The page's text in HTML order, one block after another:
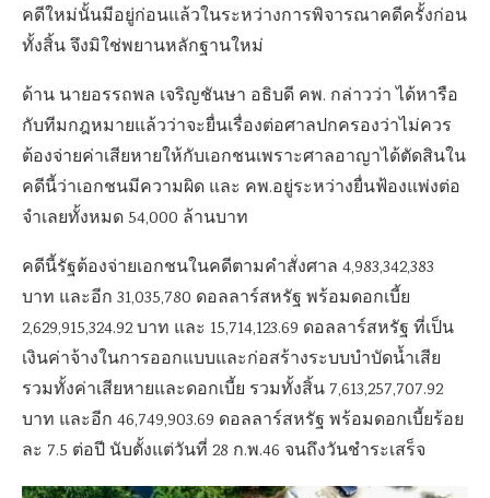
คดีใหม่นั้นมีอยู่ก่อนแล้วในระหว่างการพิจารณาคดีครั้งก่อน
ทั้งสิ้น จึงมิใช่พยานหลักฐานใหม่
ด้าน นายอรรถพล เจริญชันษา อธิบดี คพ. กล่าวว่า ได้หารือ
กับทีมกฎหมายแล้วว่าจะยื่นเรื่องต่อศาลปกครองว่าไม่ควร
ต้องจ่ายค่าเสียหายให้กับเอกชนเพราะศาลอาญาได้ตัดสินใน
คดีนี้ว่าเอกชนมีความผิด และ คพ.อยู่ระหว่างยื่นฟ้องแพ่งต่อ
จำเลยทั้งหมด 54,000 ล้านบาท
คดีนี้รัฐต้องจ่ายเอกชนในคดีตามคำสั่งศาล 4,983,342,383
บาท และอีก 31,035,780 ดอลลาร์สหรัฐ พร้อมดอกเบี้ย
2,629,915,324.92 บาท และ 15,714,123.69 ดอลลาร์สหรัฐ ที่เป็น
เงินค่าจ้างในการออกแบบและก่อสร้างระบบบำบัดน้ำเสีย
รวมทั้งค่าเสียหายและดอกเบี้ย รวมทั้งสิ้น 7,613,257,707.92
บาท และอีก 46,749,903.69 ดอลลาร์สหรัฐ พร้อมดอกเบี้ยร้อย
ละ 7.5 ต่อปี นับตั้งแต่วันที่ 28 ก.พ.46 จนถึงวันชำระเสร็จ